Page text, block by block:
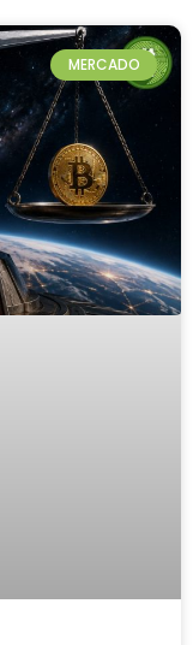
MERCADO